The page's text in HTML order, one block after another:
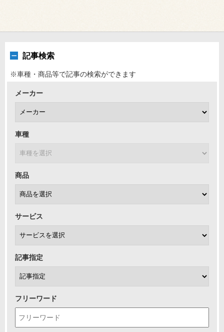
記事検索
※車種・商品等で記事の検索ができます
メーカー
車種
商品
サービス
記事指定
フリーワード